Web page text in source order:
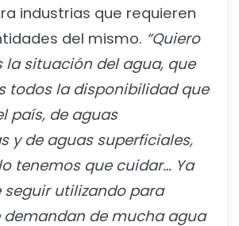
industrias que requieren
del mismo. “Quiero
la situación del agua, que
todos la disponibilidad que
país, de aguas
y de aguas superficiales,
tenemos que cuidar… Ya
seguir utilizando para
demandan de mucha agua